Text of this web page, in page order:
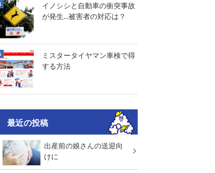
イノシシと自動車の衝突事故
が発生…被害者の対応は？
ミスタータイヤマン車検で得
する方法
最近の投稿
出産前の娘さんの送迎向
けに